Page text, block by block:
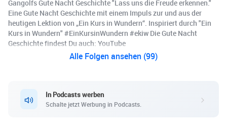
Gangolfs Gute Nacht Geschichte "Lass uns die Freude erkennen."
Eine Gute Nacht Geschichte mit einem Impuls zur und aus der
heutigen Lektion von „Ein Kurs in Wundern“. Inspiriert durch "Ein
Kurs in Wundern" #EinKursinWundern #ekiw Die Gute Nacht
Geschichte findest Du auch: YouTube
Alle Folgen ansehen (99)
In Podcasts werben
Schalte jetzt Werbung in Podcasts.